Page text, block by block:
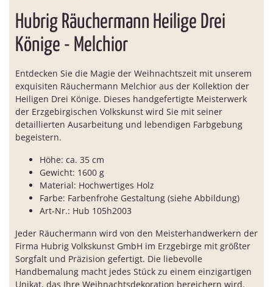
Hubrig Räuchermann Heilige Drei
Könige - Melchior
Entdecken Sie die Magie der Weihnachtszeit mit unserem
exquisiten Räuchermann Melchior aus der Kollektion der
Heiligen Drei Könige. Dieses handgefertigte Meisterwerk
der Erzgebirgischen Volkskunst wird Sie mit seiner
detaillierten Ausarbeitung und lebendigen Farbgebung
begeistern.
Höhe: ca. 35 cm
Gewicht: 1600 g
Material: Hochwertiges Holz
Farbe: Farbenfrohe Gestaltung (siehe Abbildung)
Art-Nr.: Hub 105h2003
Jeder Räuchermann wird von den Meisterhandwerkern der
Firma Hubrig Volkskunst GmbH im Erzgebirge mit größter
Sorgfalt und Präzision gefertigt. Die liebevolle
Handbemalung macht jedes Stück zu einem einzigartigen
Unikat, das Ihre Weihnachtsdekoration bereichern wird.